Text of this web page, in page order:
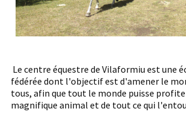
Le centre équestre de Vilaformiu est une
fédérée dont l'objectif est d'amener le
tous, afin que tout le monde puisse
magnifique animal et de tout ce qui